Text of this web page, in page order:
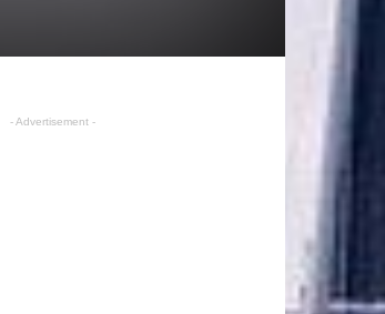
- Advertisement -